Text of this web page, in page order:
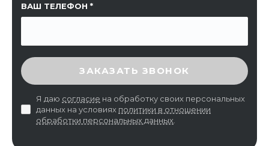
ВАШ ТЕЛЕФОН
ВВЕДИТЕ ПРОВЕРОЧНЫЙ КОД
ЗАКАЗАТЬ ЗВОНОК
Я даю согласие на обработку своих персональных
данных на условиях политики в отношении
обработки персональных данных